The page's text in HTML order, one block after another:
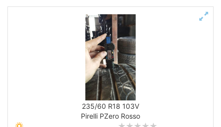
235/60 R18 103V
Pirelli PZero Rosso